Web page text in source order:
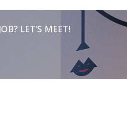
LET’S MEET!